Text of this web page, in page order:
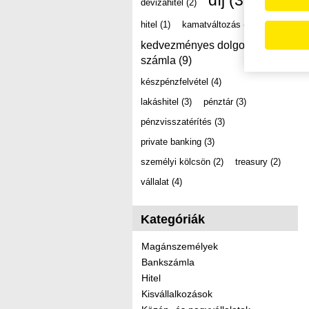
devizahitel (2)
hitel (1) kamatváltozás (2)
kedvezményes dolgozói
számla (9)
készpénzfelvétel (4)
lakáshitel (3) pénztár (3)
pénzvisszatérítés (3)
private banking (3)
személyi kölcsön (2) treasury (2)
vállalat (4)
Kategóriák
Magánszemélyek
Bankszámla
Hitel
Kisvállalkozások